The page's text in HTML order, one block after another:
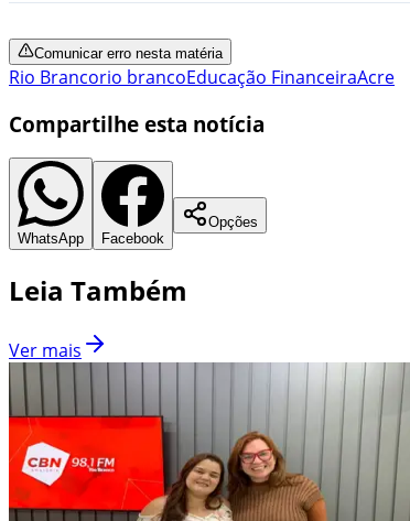
Comunicar erro nesta matéria
Rio Brancorio brancoEducação FinanceiraAcre
Compartilhe esta notícia
WhatsApp Facebook
Opções
Leia Também
Ver mais